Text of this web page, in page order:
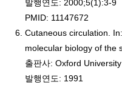
발행연도: 2000;5(1):3-9
PMID: 11147672
Cutaneous circulation.
molecular biology of the
출판사: Oxford
발행연도: 1991